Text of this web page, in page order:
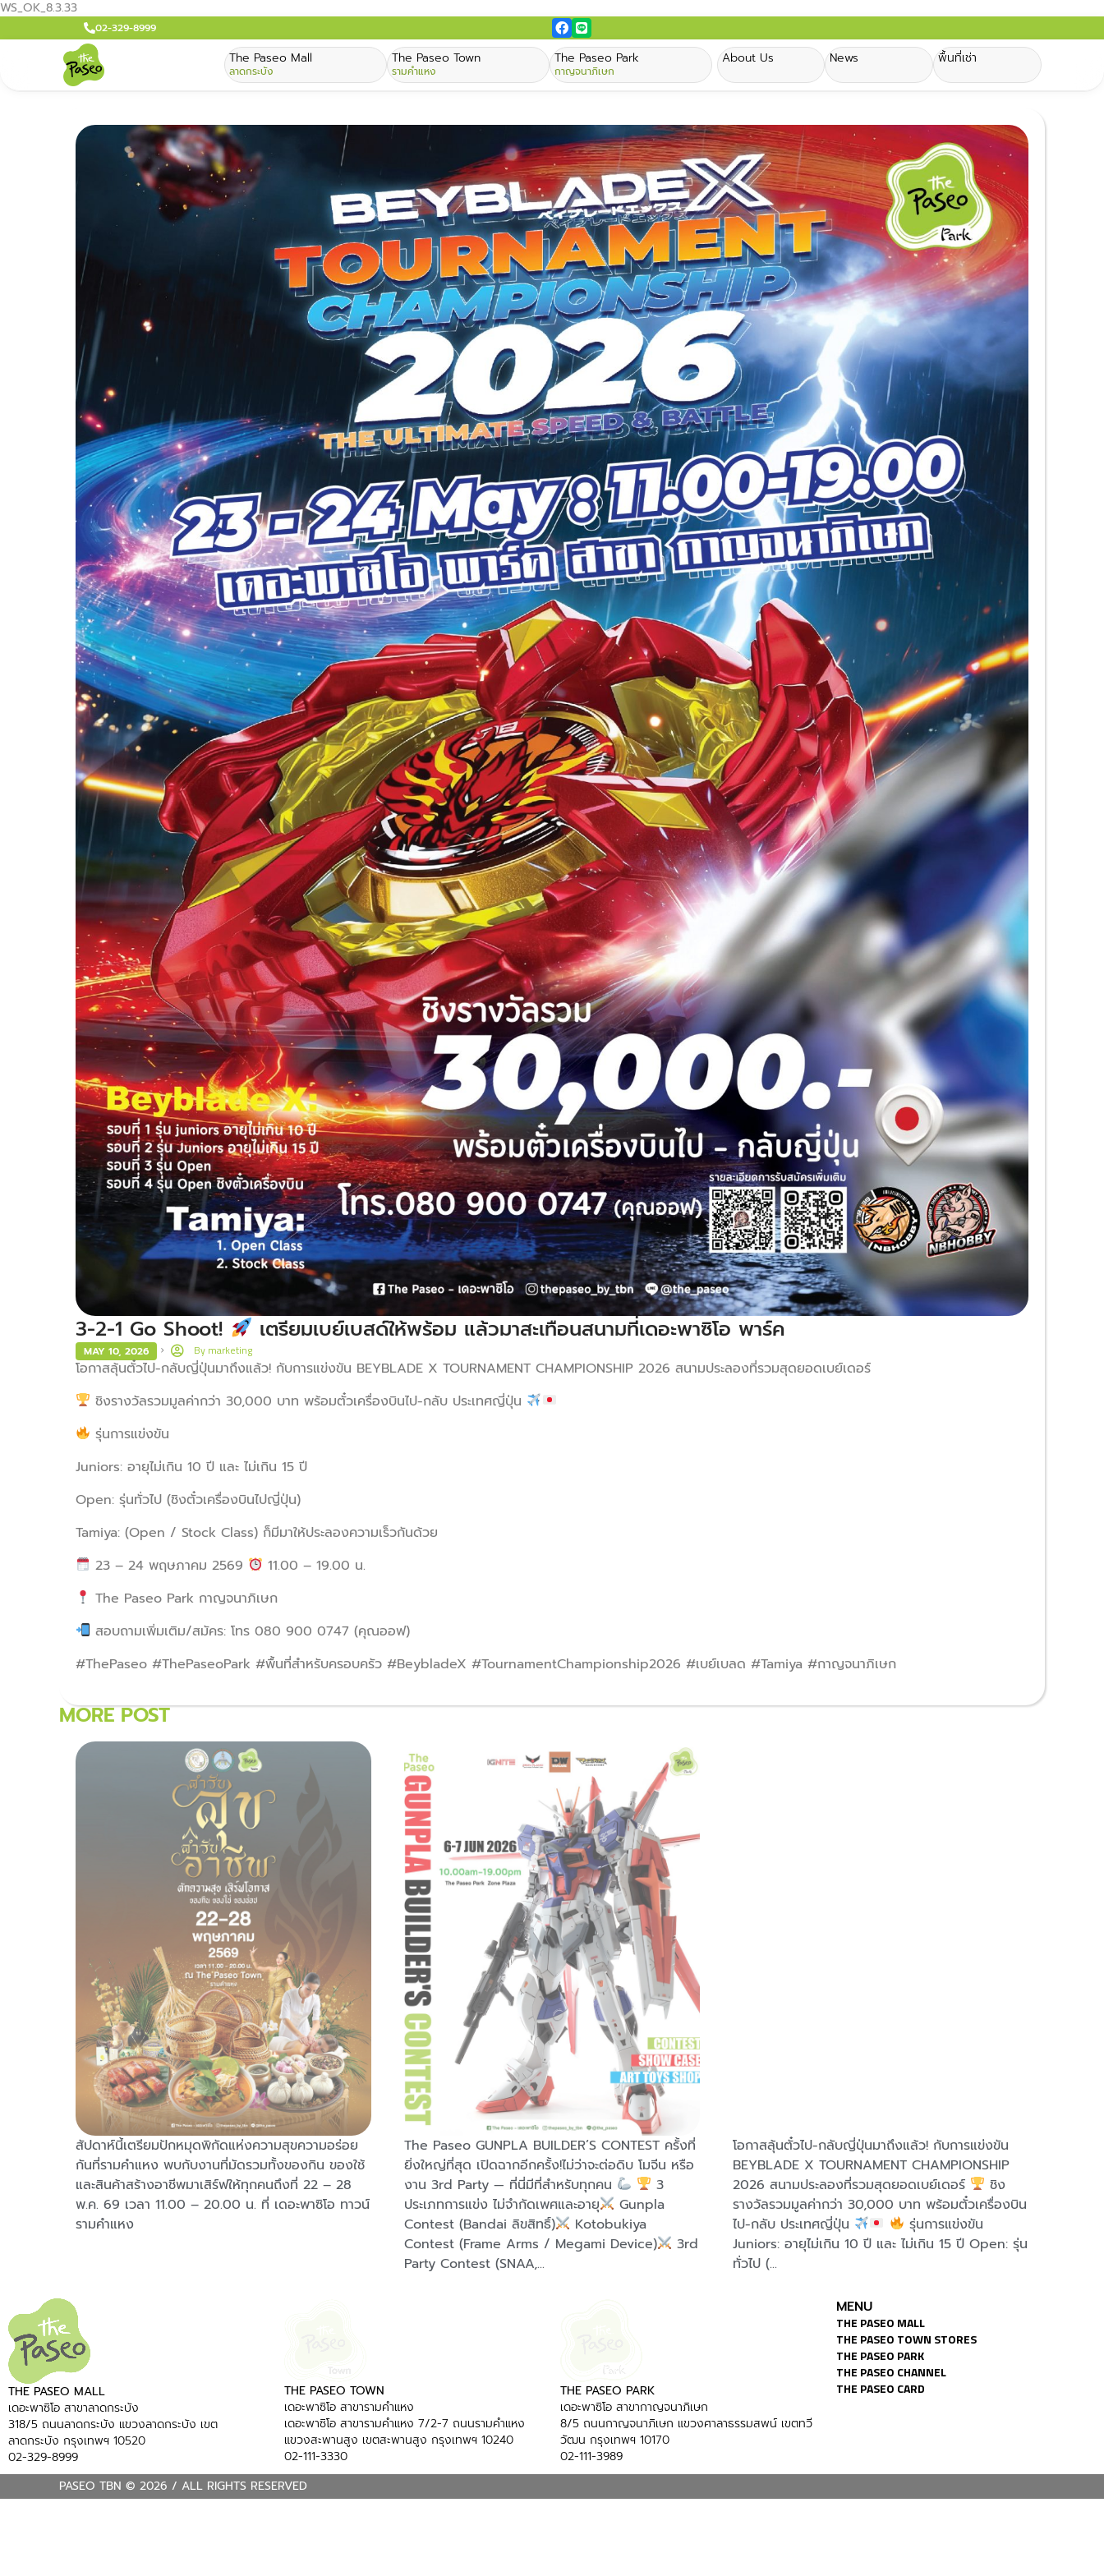
WS_OK_8.3.33
02-329-8999
The Paseo Mall
ลาดกระบัง
The Paseo Town
รามคำแหง
The Paseo Park
กาญจนาภิเษก
About Us News พื้นที่เช่า
3-2-1 Go Shoot! เตรียมเบย์เบสด์ให้พร้อม แล้วมาสะเทือนสนามที่เดอะพาซิโอ พาร์ค
MAY 10, 2026 By marketing
โอกาสลุ้นตั๋วไป-กลับญี่ปุ่นมาถึงแล้ว! กับการแข่งขัน BEYBLADE X TOURNAMENT CHAMPIONSHIP 2026 สนามประลองที่รวมสุดยอดเบย์เดอร์
ชิงรางวัลรวมมูลค่ากว่า 30,000 บาท พร้อมตั๋วเครื่องบินไป-กลับ ประเทศญี่ปุ่น
รุ่นการแข่งขัน
Juniors: อายุไม่เกิน 10 ปี และ ไม่เกิน 15 ปี
Open: รุ่นทั่วไป (ชิงตั๋วเครื่องบินไปญี่ปุ่น)
Tamiya: (Open / Stock Class) ก็มีมาให้ประลองความเร็วกันด้วย
23 – 24 พฤษภาคม 2569
11.00 – 19.00 น.
The Paseo Park กาญจนาภิเษก
สอบถามเพิ่มเติม/สมัคร: โทร 080 900 0747 (คุณออฟ)
#ThePaseo #ThePaseoPark #พื้นที่สำหรับครอบครัว #BeybladeX #TournamentChampionship2026 #เบย์เบลด #Tamiya #กาญจนาภิเษก
MORE POST
สัปดาห์นี้เตรียมปักหมุดพิกัดแห่งความสุขความอร่อย
กันที่รามคำแหง พบกับงานที่มัดรวมทั้งของกิน ของใช้
และสินค้าสร้างอาชีพมาเสิร์ฟให้ทุกคนถึงที่ 22 – 28
พ.ค. 69 เวลา 11.00 – 20.00 น. ที่ เดอะพาซิโอ ทาวน์
รามคำแหง
The Paseo GUNPLA BUILDER’S CONTEST ครั้งที่
ยิ่งใหญ่ที่สุด เปิดฉากอีกครั้ง!ไม่ว่าจะต่อดิบ โมจีน หรือ
งาน 3rd Party — ที่นี่มีที่สำหรับทุกคน
3
ประเภทการแข่ง ไม่จำกัดเพศและอายุ
Gunpla
Contest (Bandai ลิขสิทธิ์)
Kotobukiya
Contest (Frame Arms / Megami Device)
3rd
Party Contest (SNAA,...
โอกาสลุ้นตั๋วไป-กลับญี่ปุ่นมาถึงแล้ว! กับการแข่งขัน
BEYBLADE X TOURNAMENT CHAMPIONSHIP
2026 สนามประลองที่รวมสุดยอดเบย์เดอร์
ชิง
รางวัลรวมมูลค่ากว่า 30,000 บาท พร้อมตั๋วเครื่องบิน
ไป-กลับ ประเทศญี่ปุ่น
รุ่นการแข่งขัน
Juniors: อายุไม่เกิน 10 ปี และ ไม่เกิน 15 ปี Open: รุ่น
ทั่วไป (...
THE PASEO MALL
เดอะพาซิโอ สาขาลาดกระบัง
318/5 ถนนลาดกระบัง แขวงลาดกระบัง เขต
ลาดกระบัง กรุงเทพฯ 10520
02-329-8999
THE PASEO TOWN
เดอะพาซิโอ สาขารามคำแหง
เดอะพาซิโอ สาขารามคำแหง 7/2-7 ถนนรามคำแหง
แขวงสะพานสูง เขตสะพานสูง กรุงเทพฯ 10240
02-111-3330
THE PASEO PARK
เดอะพาซิโอ สาขากาญจนาภิเษก
8/5 ถนนกาญจนาภิเษก แขวงศาลาธรรมสพน์ เขตทวี
วัฒน กรุงเทพฯ 10170
02-111-3989
MENU
THE PASEO MALL
THE PASEO TOWN STORES
THE PASEO PARK
THE PASEO CHANNEL
THE PASEO CARD
PASEO TBN © 2026 / ALL RIGHTS RESERVED